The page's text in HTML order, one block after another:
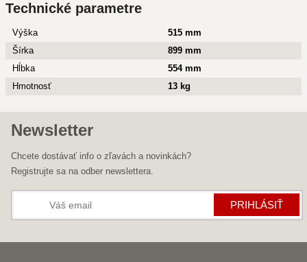
Technické parametre
Výška
515 mm
Šírka
899 mm
Hĺbka
554 mm
Hmotnosť
13 kg
Newsletter
Chcete dostávať info o zľavách a novinkách?
Registrujte sa na odber newslettera.
PRIHLÁSIŤ